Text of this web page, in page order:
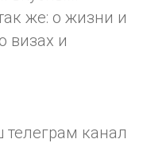
же: о жизни и
визах и
канал